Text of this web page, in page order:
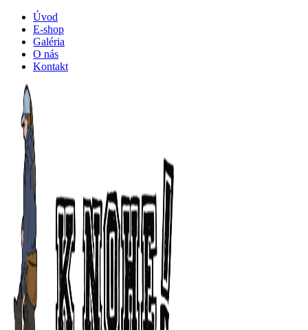
Úvod
E-shop
Galéria
O nás
Kontakt